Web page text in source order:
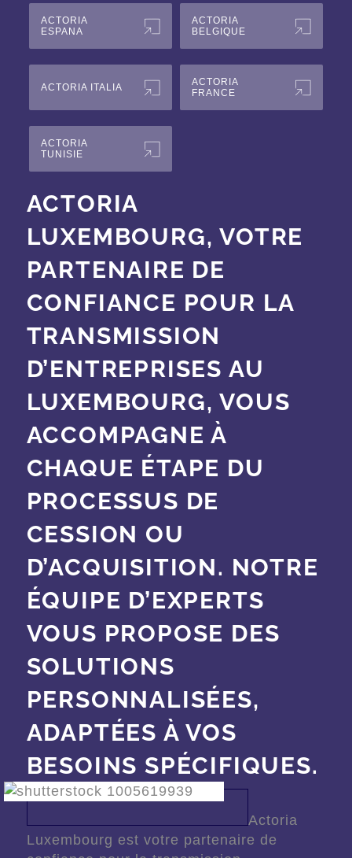
ACTORIA
ESPANA
ACTORIA
BELGIQUE
ACTORIA ITALIA
ACTORIA
FRANCE
ACTORIA
TUNISIE
ACTORIA
LUXEMBOURG, VOTRE
PARTENAIRE DE
CONFIANCE POUR LA
TRANSMISSION
D’ENTREPRISES AU
LUXEMBOURG, VOUS
ACCOMPAGNE À
CHAQUE ÉTAPE DU
PROCESSUS DE
CESSION OU
D’ACQUISITION. NOTRE
ÉQUIPE D’EXPERTS
VOUS PROPOSE DES
SOLUTIONS
PERSONNALISÉES,
ADAPTÉES À VOS
BESOINS SPÉCIFIQUES.
Actoria
Luxembourg est votre partenaire de